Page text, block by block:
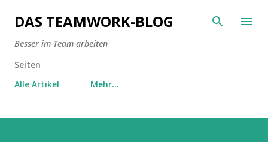
Direkt zum Hauptbereich
DAS TEAMWORK-BLOG
Besser im Team arbeiten
Seiten
Alle Artikel
Mehr…